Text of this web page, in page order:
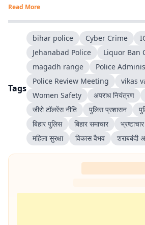
Read More
Tags
bihar police Cyber Crime
Jehanabad Police
Liquor Ban
magadh range
Police
Police Review Meeting
vikas
Women Safety
अपराध नियंत्रण
जीरो टॉलरेंस नीति
पुलिस प्रशासन
बिहार पुलिस
बिहार समाचार भ्रष्टाचार
महिला सुरक्षा
विकास वैभव शराबबंदी